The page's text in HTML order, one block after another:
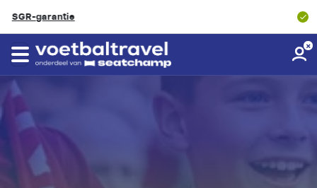
Klantbeoordeling